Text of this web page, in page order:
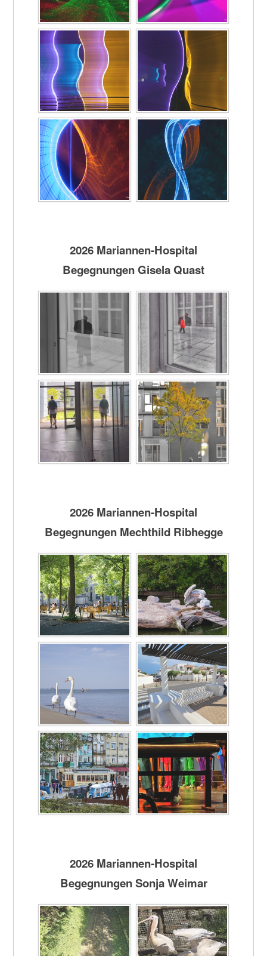
2026 Mariannen-Hospital
Begegnungen Gisela Quast
2026 Mariannen-Hospital
Begegnungen Mechthild Ribhegge
2026 Mariannen-Hospital
Begegnungen Sonja Weimar